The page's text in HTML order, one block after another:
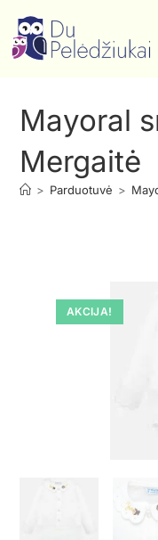
Mayoral
Mergaitė
> Parduotuvė >
AKCIJA!